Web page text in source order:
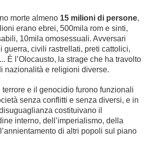
morte almeno 15 milioni di persone,
erano ebrei, 500mila rom e sinti,
10mila omosessuali. Avversari
guerra, civili rastrellati, preti cattolici,
È l’Olocausto, la strage che ha travolto
nazionalità e religioni diverse.
e il genocidio furono funzionali
senza conflitti e senza diversi, e in
costituivano il
interno, dell’imperialismo, della
di altri popoli sul piano